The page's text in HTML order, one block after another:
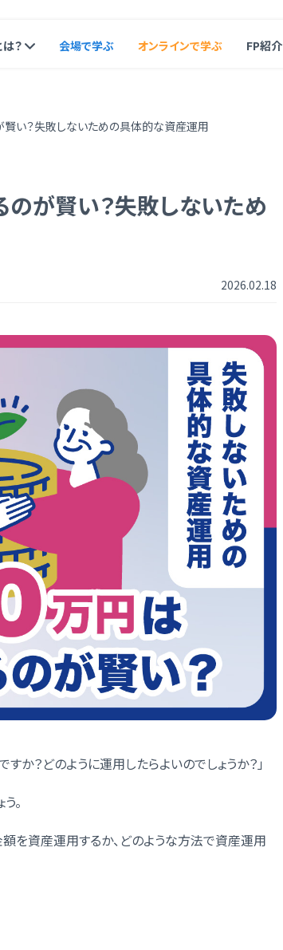
？ 会場で学ぶ オンラインで学ぶ FP紹介
い？失敗しないための具体的な資産運用
が賢い？失敗しないため
2026.02.18
か？どのように運用したらよいのでしょうか？」
。
を資産運用するか、どのような方法で資産運用